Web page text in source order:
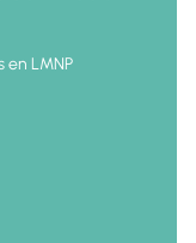
en LMNP